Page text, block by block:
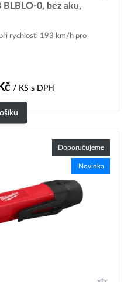
0, bez aku,
rychlosti 193 km/h pro
Kč/ KS s DPH
Doporučujeme
Novinka